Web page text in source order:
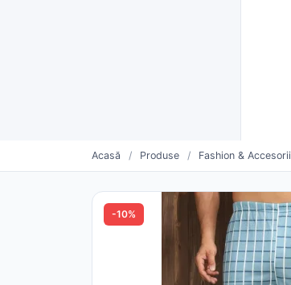
Acasă / Produse / Fashion & Accesorii
-10%